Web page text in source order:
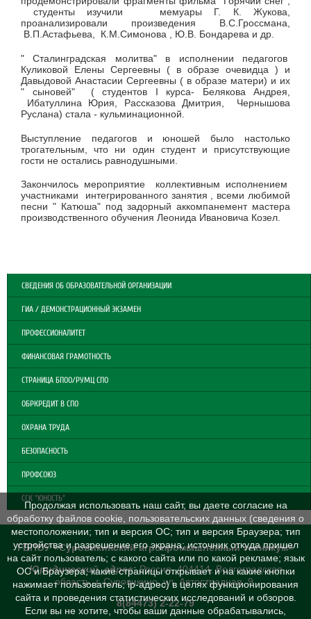
студенты изучили мемуары Г. К. Жукова,
проанализировали произведения В.С.Гроссмана,
В.П.Астафьева, К.М.Симонова , Ю.В. Бондарева и др.
" Сталинградская молитва" в исполнении педагогов
Куликовой Елены Сергеевны ( в образе очевидца ) и
Давыдовой Анастасии Сергеевны ( в образе матери) и их
" сыновей" ( студентов I курса- Белякова Андрея,
Ибатуллина Юрия, Рассказова Дмитрия, Чернышова
Руслана) стала - кульминационной.
Выступление педагогов и юношей было настолько
трогательным, что ни один студент и присутствующие
гости не остались равнодушными.
Закончилось мероприятие коллективным исполнением
участниками интегрированного занятия , всеми любимой
песни " Катюша" под задорный аккомпанемент мастера
производственного обучения Леонида Ивановича Козел.
СВЕДЕНИЯ ОБ ОБРАЗОВАТЕЛЬНОЙ ОРГАНИЗАЦИИ
ГИА / ДЕМОНСТРАЦИОННЫЙ ЭКЗАМЕН
ПРОФЕССИОНАЛИТЕТ
ФИНАНСОВАЯ ГРАМОТНОСТЬ
СТРАНИЦА БПОО/РУМЦ СПО
ОБРКРЕДИТ В СПО
ОХРАНА ТРУДА
БЕЗОПАСНОСТЬ
ПРОФСОЮЗ
ССК "ЮНОСТЬ"
ГБПОУ «Суровикинский агропромышленный техникум»
Юридический адрес:Россия, 404414, Волгоградская
область, г. Суровикино, ул. Автострадная, 9
8(84473) 2-22-79
Продолжая использовать наш сайт, вы даете согласие на
обработку файлов cookie, пользовательских данных (сведения о
местоположении; тип и версия ОС; тип и версия Браузера; тип
устройства и разрешение его экрана; источник откуда пришел
на сайт пользователь; с какого сайта или по какой рекламе; язык
ОС и Браузера; какие страницы открывает и на какие кнопки
нажимает пользователь; ip-адрес) в целях функционирования
сайта и проведения статистических исследований и обзоров.
Если вы не хотите, чтобы ваши данные обрабатывались,